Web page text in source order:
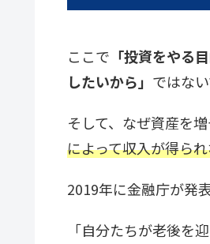
ここで 「投資をやる目
したいから」 ではな
そして、なぜ資産を
によって収入が得ら
2019年に金融庁が発
「自分たちが老後を